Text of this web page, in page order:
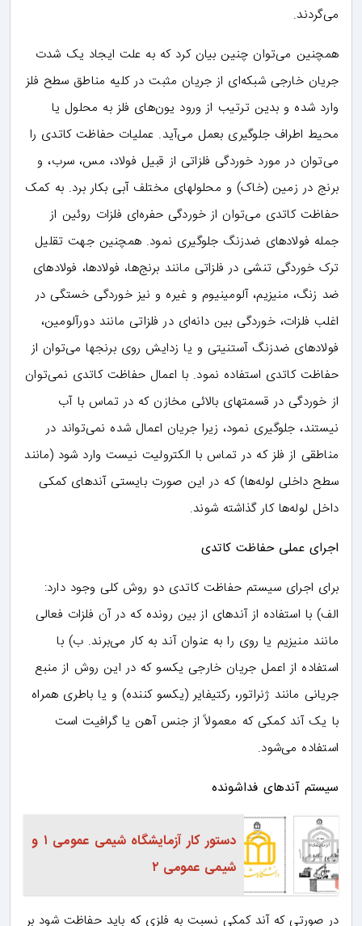
می‌گردند.
همچنین می‌توان چنین بیان کرد که به علت ایجاد یک شدت
جریان خارجی شبکه‌ای از جریان مثبت در کلیه مناطق سطح فلز
وارد شده و بدین ترتیب از ورود یون‌های فلز به محلول یا
محیط اطراف جلوگیری بعمل می‌آید. عملیات حفاظت کاتدی را
می‌توان در مورد خوردگی فلزاتی از قبیل فولاد، مس، سرب، و
برنج در زمین (خاک) و محلولهای مختلف آبی بکار برد. به کمک
حفاظت کاتدی می‌توان از خوردگی حفره‌ای فلزات روئین از
جمله فولادهای ضدزنگ جلوگیری نمود. همچنین جهت تقلیل
ترک خوردگی تنشی در فلزاتی مانند برنج‌ها، فولادها، فولادهای
ضد زنگ، منیزیم، آلومینیوم و غیره و نیز خوردگی خستگی در
اغلب فلزات، خوردگی بین دانه‌ای در فلزاتی مانند دورآلومین،
فولادهای ضدزنگ آستنیتی و یا زدایش روی برنجها می‌توان از
حفاظت کاتدی استفاده نمود. با اعمال حفاظت کاتدی نمی‌توان
از خوردگی در قسمتهای بالائی مخازن که در تماس با آب
نیستند، جلوگیری نمود، زیرا جریان اعمال شده نمی‌تواند در
مناطقی از فلز که در تماس با الکترولیت نیست وارد شود (مانند
سطح داخلی لوله‌ها) که در این صورت بایستی آندهای کمکی
داخل لوله‌ها کار گذاشته شوند.
اجرای عملی حفاظت کاتدی
برای اجرای سیستم حفاظت کاتدی دو روش کلی وجود دارد:
الف) با استفاده از آندهای از بین رونده که در آن فلزات فعالی
مانند منیزیم یا روی را به عنوان آند به کار می‌برند. ب) با
استفاده از اعمل جریان خارجی یکسو که در این روش از منبع
جریانی مانند ژنراتور، رکتیفایر (یکسو کننده) و یا باطری همراه
با یک آند کمکی که معمولاً از جنس آهن یا گرافیت است
استفاده می‌شود.
سیستم آندهای فداشونده
دستور کار آزمایشگاه شیمی عمومی ۱ و
شیمی عمومی ۲
در صورتی که آند کمکی نسبت به فلزی که باید حفاظت شود بر